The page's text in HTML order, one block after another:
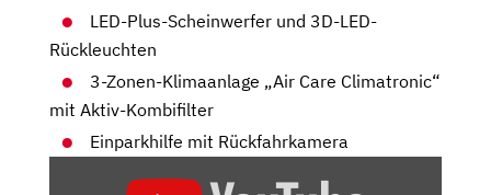
LED-Plus-Scheinwerfer und 3D-LED-
Rückleuchten
3-Zonen-Klimaanlage „Air Care Climatronic“
mit Aktiv-Kombifilter
Einparkhilfe mit Rückfahrkamera